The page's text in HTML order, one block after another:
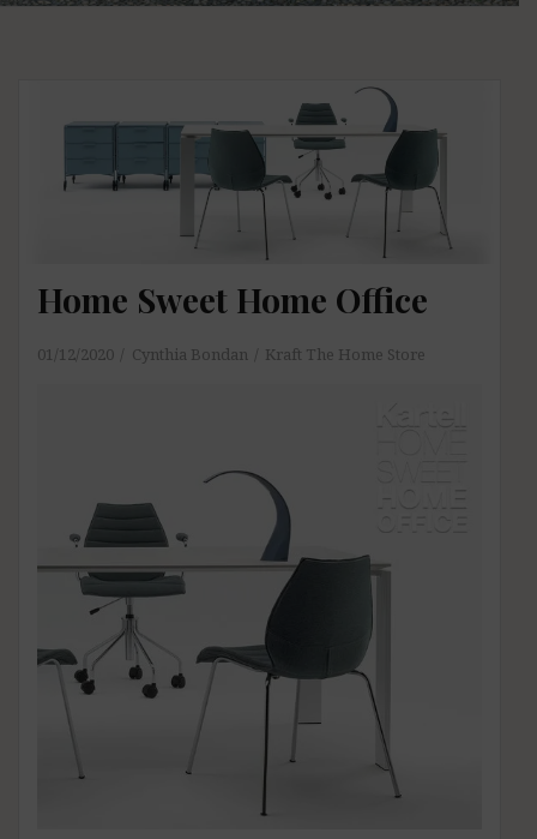
Home Sweet Home Office
01/12/2020 Cynthia Bondan Kraft The Home Store